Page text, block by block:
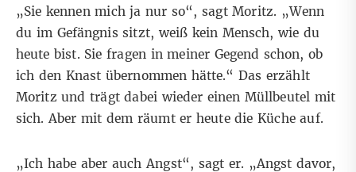
„Sie kennen mich ja nur so“, sagt Moritz. „Wenn
du im Gefängnis sitzt, weiß kein Mensch, wie du
heute bist. Sie fragen in meiner Gegend schon, ob
ich den Knast übernommen hätte.“ Das erzählt
Moritz und trägt dabei wieder einen Müllbeutel mit
sich. Aber mit dem räumt er heute die Küche auf.
„Ich habe aber auch Angst“, sagt er. „Angst davor,